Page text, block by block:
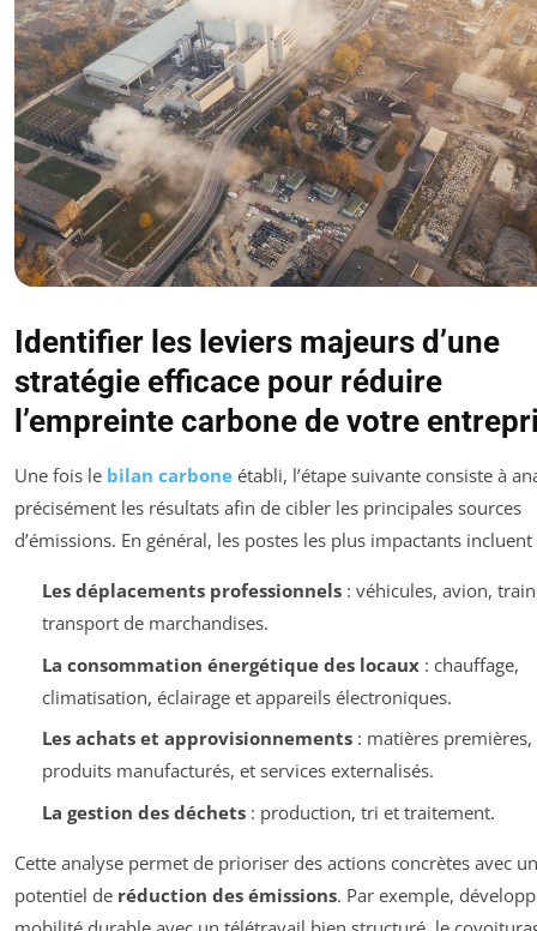
Identifier les leviers majeurs d’une
stratégie efficace pour réduire
l’empreinte carbone de votre
Une fois le bilan carbone établi, l’étape suivante consiste à
précisément les résultats afin de cibler les principales sources
d’émissions. En général, les postes les plus impactants incluent
Les déplacements professionnels: véhicules, avion,
transport de marchandises.
La consommation énergétique des locaux: chauffage,
climatisation, éclairage et appareils électroniques.
Les achats et approvisionnements: matières premières,
produits manufacturés, et services externalisés.
La gestion des déchets: production, tri et traitement.
Cette analyse permet de prioriser des actions concrètes avec
potentiel de réduction des émissions. Par exemple,